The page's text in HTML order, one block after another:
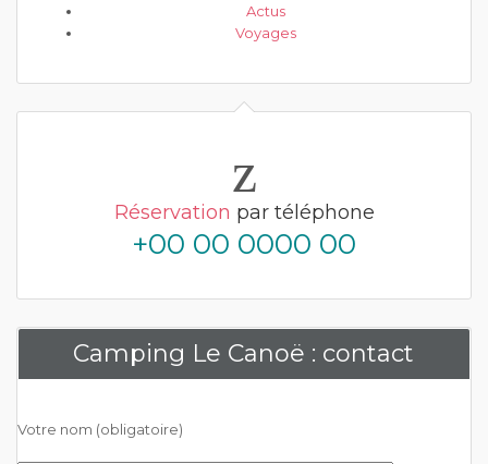
Actus
Voyages
Réservation par téléphone
+00 00 0000 00
Camping Le Canoë : contact
Votre nom (obligatoire)